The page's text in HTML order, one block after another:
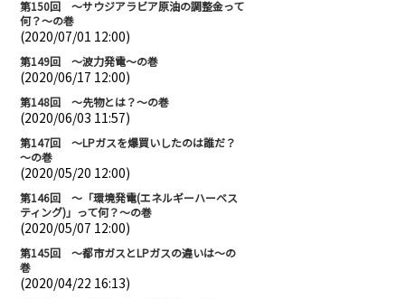
第150回 ～サウジアラビア原油の調整金って
何？～の巻
(2020/07/01 12:00)
第149回 ～波力発電～の巻
(2020/06/17 12:00)
第148回 ～先物とは？～の巻
(2020/06/03 11:57)
第147回 ～LPガスを爆買いしたのは誰だ？
～の巻
(2020/05/20 12:00)
第146回 ～「環境発電(エネルギーハーベス
ティング)」って何？～の巻
(2020/05/07 12:00)
第145回 ～都市ガスとLPガスの違いは～の
巻
(2020/04/22 16:13)